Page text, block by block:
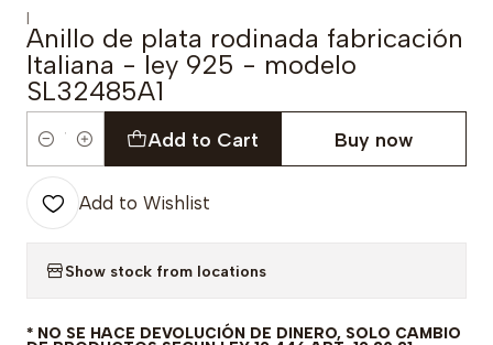
|
Anillo de plata rodinada fabricación
Italiana - ley 925 - modelo
SL32485A1
Quantity
Add to Cart Buy now
Add to Wishlist
Show stock from locations
* NO SE HACE DEVOLUCIÓN DE DINERO, SOLO CAMBIO